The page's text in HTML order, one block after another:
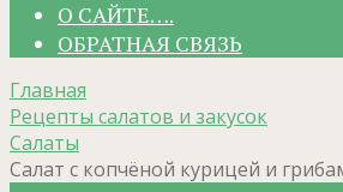
О САЙТЕ….
ОБРАТНАЯ СВЯЗЬ
Главная
Рецепты салатов и закусок
Салаты
Салат с копчёной курицей и